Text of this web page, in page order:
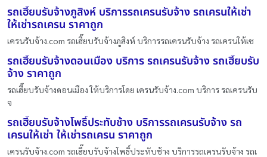
รถเฮี๊ยบรับจ้างภูสิงห์ บริการรถเครนรับจ้าง รถเครนให้เช่า
ให้เช่ารถเครน ราคาถูก
เครนรับจ้าง.com รถเฮี๊ยบรับจ้างภูสิงห์ บริการรถเครนรับจ้าง รถเครนให้เช
รถเฮี๊ยบรับจ้างดอนเมือง บริการ รถเครนรับจ้าง รถเฮี๊ยบรับ
จ้าง ราคาถูก
รถเฮี๊ยบรับจ้างดอนเมือง ให้บริการโดย เครนรับจ้าง.com บริการ รถเครนรับ
จ
รถเฮี๊ยบรับจ้างโพธิ์ประทับช้าง บริการรถเครนรับจ้าง รถ
เครนให้เช่า ให้เช่ารถเครน ราคาถูก
เครนรับจ้าง.com รถเฮี๊ยบรับจ้างโพธิ์ประทับช้าง บริการรถเครนรับจ้าง รถเ